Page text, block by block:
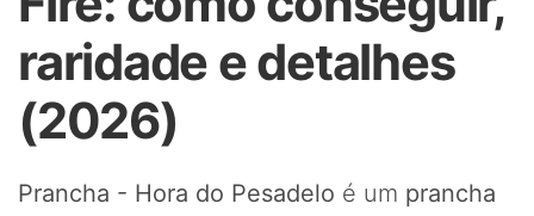
raridade e detalhes
(2026)
Prancha - Hora do Pesadelo é um prancha